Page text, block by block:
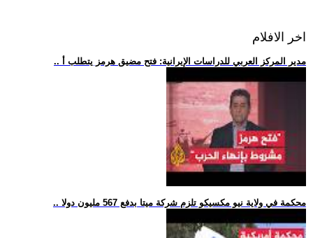
اخر الافلام
.. مدير المركز العربي للدراسات الإيرانية: فتح مضيق هرمز يتطلب أ
.. محكمة في ولاية نيو مكسيكو تلزم شركة ميتا بدفع 567 مليون دولا